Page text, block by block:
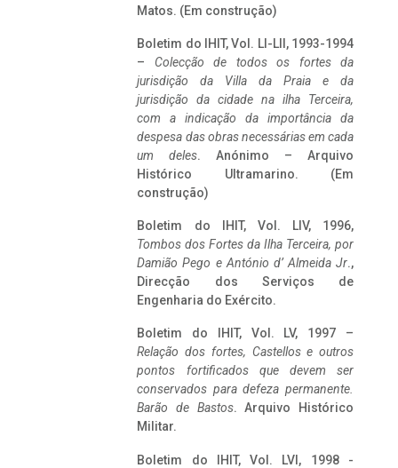
Matos. (Em construção)
Boletim do IHIT, Vol. LI-LII, 1993-1994
– Colecção de todos os fortes da
jurisdição da Villa da Praia e da
jurisdição da cidade na ilha Terceira,
com a indicação da importância da
despesa das obras necessárias em cada
um deles. Anónimo – Arquivo
Histórico Ultramarino. (Em
construção)
Boletim do IHIT, Vol. LIV, 1996,
Tombos dos Fortes da Ilha Terceira, por
Damião Pego e António d’ Almeida Jr.,
Direcção dos Serviços de
Engenharia do Exército.
Boletim do IHIT, Vol. LV, 1997 –
Relação dos fortes, Castellos e outros
pontos fortificados que devem ser
conservados para defeza permanente.
Barão de Bastos. Arquivo Histórico
Militar.
Boletim do IHIT, Vol. LVI, 1998 -